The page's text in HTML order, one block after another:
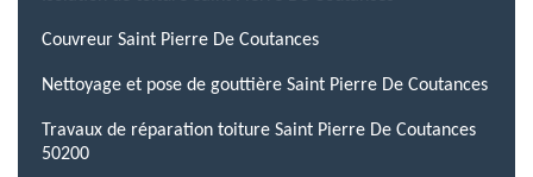
Couvreur Saint Pierre De Coutances
Nettoyage et pose de gouttière Saint Pierre De Coutances
Travaux de réparation toiture Saint Pierre De Coutances
50200